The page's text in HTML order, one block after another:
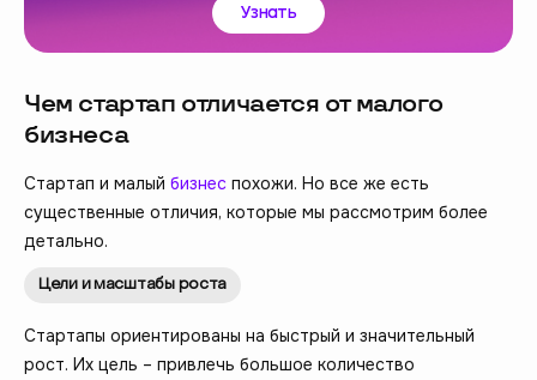
Узнать
Чем стартап отличается от малого
бизнеса
Стартап и малый бизнес похожи. Но все же есть
существенные отличия, которые мы рассмотрим более
детально.
Цели и масштабы роста
Стартапы ориентированы на быстрый и значительный
рост. Их цель – привлечь большое количество